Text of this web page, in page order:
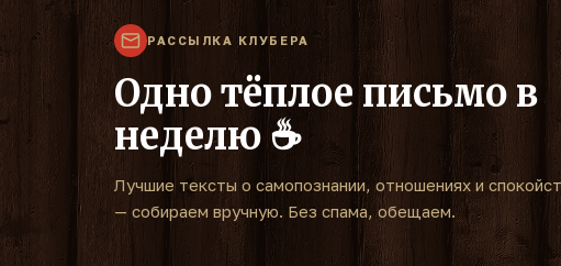
РАССЫЛКА КЛУБЕРА
Одно тёплое письмо в
неделю ☕
Лучшие тексты о самопознании, отношениях и
— собираем вручную. Без спама, обещаем.